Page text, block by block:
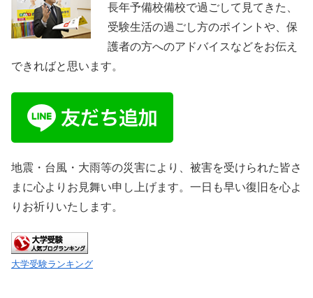
長年予備校備校で過ごして見てきた、
受験生活の過ごし方のポイントや、保
護者の方へのアドバイスなどをお伝え
できればと思います。
地震・台風・大雨等の災害により、被害を受けられた皆さ
まに心よりお見舞い申し上げます。一日も早い復旧を心よ
りお祈りいたします。
大学受験ランキング